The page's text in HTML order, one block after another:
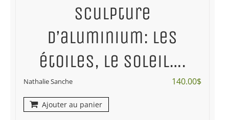
Sculpture
d’aluminium: les
étoiles, le soleil….
Nathalie Sanche 140.00$
Ajouter au panier